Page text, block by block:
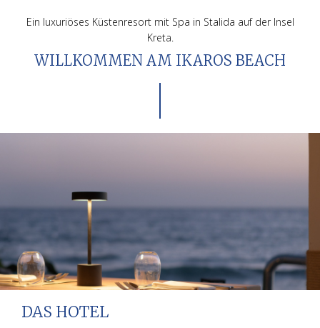
Ein luxuriöses Küstenresort mit Spa in Stalida auf der Insel
Kreta.
WILLKOMMEN AM IKAROS BEACH
DAS HOTEL